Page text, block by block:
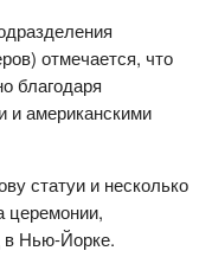
отмечается, что
благодаря
и американскими
статуи и несколько
церемонии,
в Нью-Йорке.